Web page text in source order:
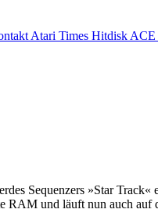
Atari Times Hitdisk ACE
Sequenzers »Star
RAM und läuft nun auch auf